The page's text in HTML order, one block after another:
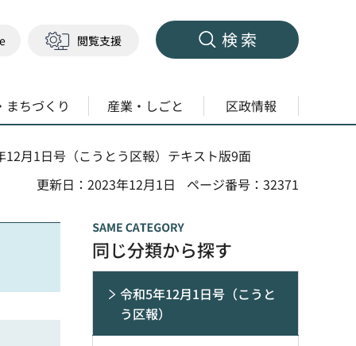
閲覧支援 検索
まちづくり 産業・しごと 区政情報
月1日号（こうとう区報）テキスト版9面
更新日：2023年12月1日
ページ番号：32371
同じ分類から探す
令和5年12月1日号（こうと
う区報）